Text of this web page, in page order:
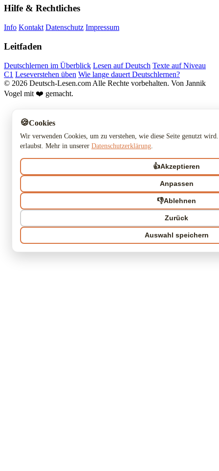
Hilfe & Rechtliches
Info Kontakt Datenschutz Impressum
Leitfaden
Deutschlernen im Überblick Lesen auf Deutsch Texte auf Niveau
C1 Leseverstehen üben Wie lange dauert Deutschlernen?
© 2026 Deutsch-Lesen.com Alle Rechte vorbehalten. Von Jannik
Vogel mit ❤️ gemacht.
🍪Cookies
Wir verwenden Cookies, um zu verstehen, wie diese Seite genutzt
erlaubst. Mehr in unserer Datenschutzerklärung.
👍Akzeptieren
Anpassen
👎Ablehnen
Zurück
Auswahl speichern